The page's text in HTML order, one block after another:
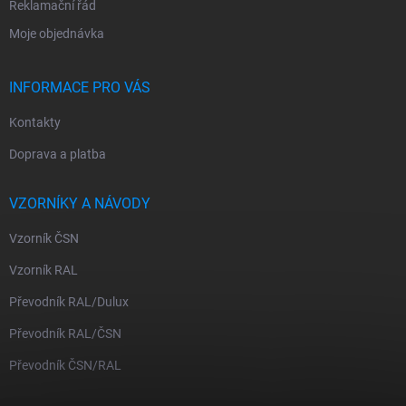
Reklamační řád
Moje objednávka
INFORMACE PRO VÁS
Kontakty
Doprava a platba
VZORNÍKY A NÁVODY
Vzorník ČSN
Vzorník RAL
Převodník RAL/Dulux
Převodník RAL/ČSN
Převodník ČSN/RAL